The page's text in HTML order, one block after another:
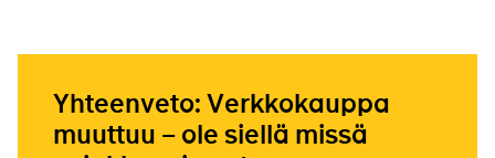
Yhteenveto: Verkkokauppa
muuttuu – ole siellä missä